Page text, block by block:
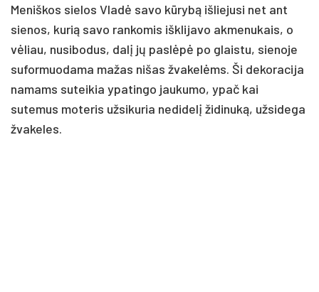
Meniškos sielos Vladė savo kūrybą išliejusi net ant
sienos, kurią savo rankomis išklijavo akmenukais, o
vėliau, nusibodus, dalį jų paslėpė po glaistu, sienoje
suformuodama mažas nišas žvakelėms. Ši dekoracija
namams suteikia ypatingo jaukumo, ypač kai
sutemus moteris užsikuria nedidelį židinuką, užsidega
žvakeles.